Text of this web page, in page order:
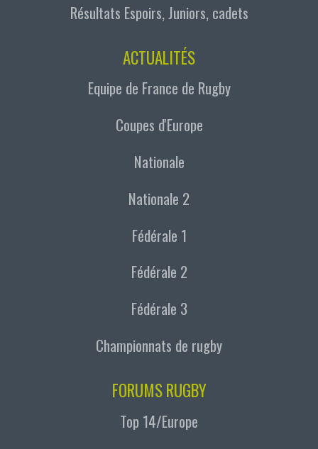
Résultats Espoirs, Juniors, cadets
ACTUALITÉS
Equipe de France de Rugby
Coupes d'Europe
Nationale
Nationale 2
Fédérale 1
Fédérale 2
Fédérale 3
Championnats de rugby
FORUMS RUGBY
Top 14/Europe